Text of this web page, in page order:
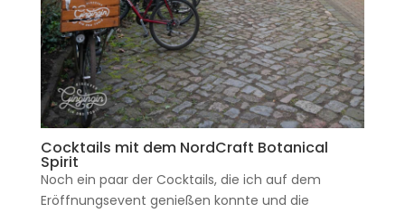
Cocktails mit dem NordCraft Botanical
Spirit
Noch ein paar der Cocktails, die ich auf dem
Eröffnungsevent genießen konnte und die